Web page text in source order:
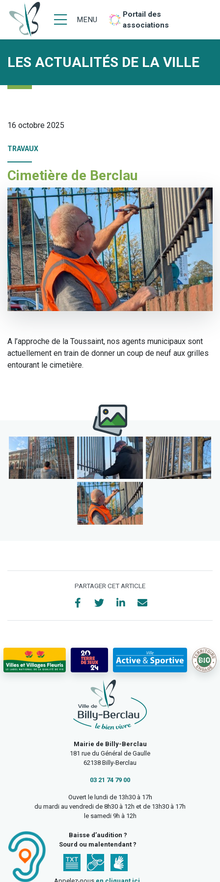
MENU
Portail des
associations
LES ACTUALITÉS DE LA VILLE
16 octobre 2025
TRAVAUX
Cimetière de Berclau
A l’approche de la Toussaint, nos agents municipaux sont
actuellement en train de donner un coup de neuf aux grilles
entourant le cimetière.
PARTAGER CET ARTICLE
Mairie de Billy-Berclau
181 rue du Général de Gaulle
62138 Billy-Berclau
03 21 74 79 00
Ouvert le lundi de 13h30 à 17h
du mardi au vendredi de 8h30 à 12h et de 13h30 à 17h
le samedi 9h à 12h
Baisse d’audition ?
Sourd ou malentendant ?